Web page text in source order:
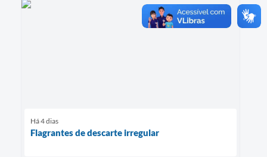
Há 4 dias
Flagrantes de descarte irregular